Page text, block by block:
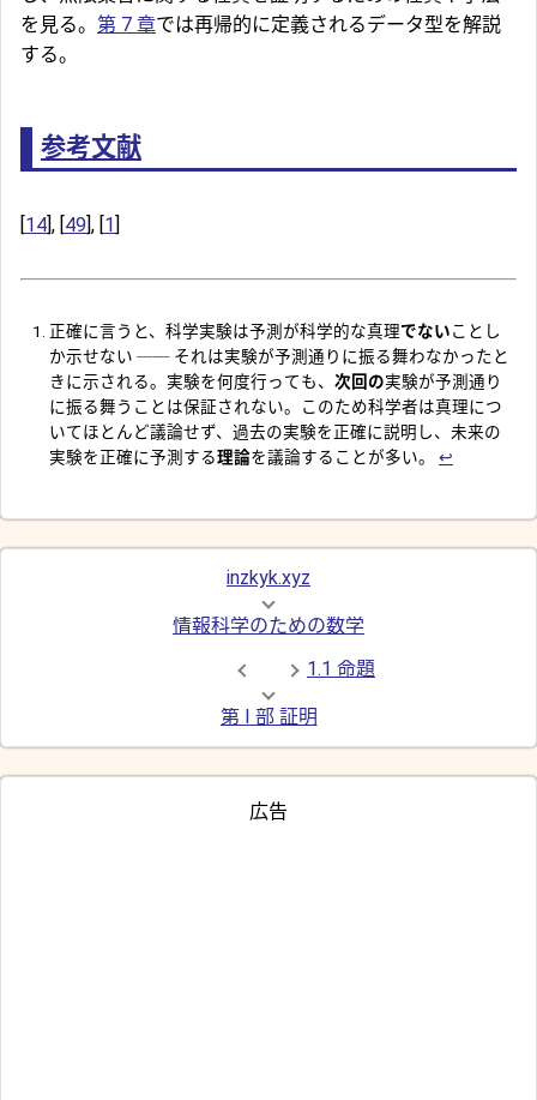
を見る。 第 7 章では再帰的に定義されるデータ型を解説
する。
参考文献
[14], [49], [1]
正確に言うと、科学実験は予測が科学的な真理でないことし
か示せない ── それは実験が予測通りに振る舞わなかったと
きに示される。実験を何度行っても、 次回の実験が予測通り
に振る舞うことは保証されない。このため科学者は真理につ
いてほとんど議論せず、過去の実験を正確に説明し、未来の
実験を正確に予測する理論を議論することが多い。 ↩︎
inzkyk.xyz
情報科学のための数学
1.1 命題
第 I 部 証明
広告